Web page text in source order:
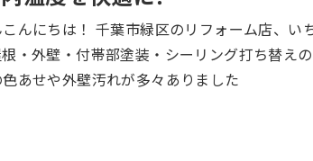
ーム店、いちずリフォームです！ 千葉県千葉市緑区の空手道場様よ
外壁・付帯部塗装・シーリング打ち替えのご依頼をいただき
あせや外壁汚れが多々ありました